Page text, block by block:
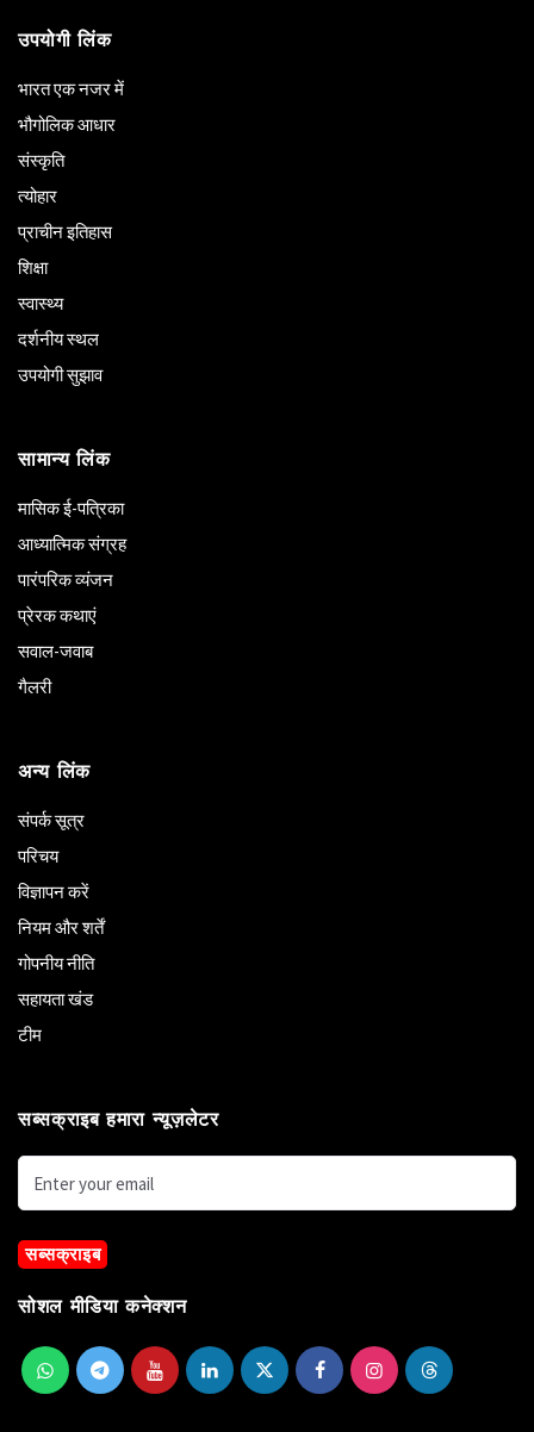
उपयोगी लिंक
भारत एक नजर में
भौगोलिक आधार
संस्कृति
त्योहार
प्राचीन इतिहास
शिक्षा
स्वास्थ्य
दर्शनीय स्थल
उपयोगी सुझाव
सामान्य लिंक
मासिक ई-पत्रिका
आध्यात्मिक संग्रह
पारंपरिक व्यंजन
प्रेरक कथाएं
सवाल-जवाब
गैलरी
अन्य लिंक
संपर्क सूत्र
परिचय
विज्ञापन करें
नियम और शर्तें
गोपनीय नीति
सहायता खंड
टीम
सब्सक्राइब हमारा न्यूज़लेटर
सब्सक्राइब
सोशल मीडिया कनेक्शन